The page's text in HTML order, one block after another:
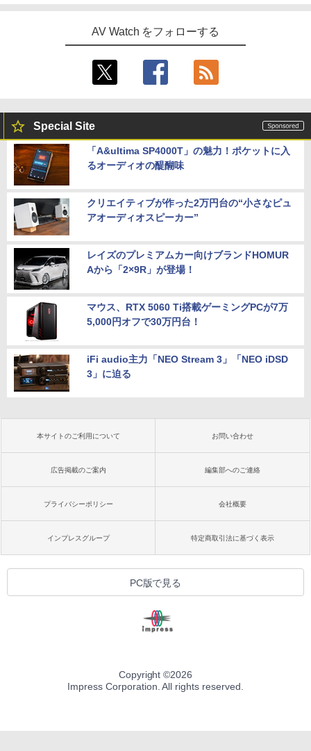
AV Watch をフォローする
Special Site
「A&ultima SP4000T」の魅力！ポケットに入
るオーディオの醍醐味
クリエイティブが作った2万円台の“小さなピュ
アオーディオスピーカー”
レイズのプレミアムカー向けブランドHOMUR
Aから「2×9R」が登場！
マウス、RTX 5060 Ti搭載ゲーミングPCが7万
5,000円オフで30万円台！
iFi audio主力「NEO Stream 3」「NEO iDSD
3」に迫る
本サイトのご利用について お問い合わせ
広告掲載のご案内 編集部へのご連絡
プライバシーポリシー 会社概要
インプレスグループ 特定商取引法に基づく表示
PC版で見る
Copyright ©2026
Impress Corporation. All rights reserved.